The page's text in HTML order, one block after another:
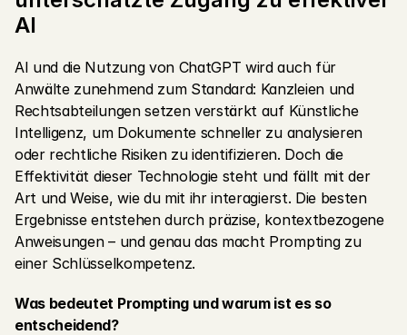
AI
AI und die Nutzung von ChatGPT wird auch für
Anwälte zunehmend zum Standard: Kanzleien und
Rechtsabteilungen setzen verstärkt auf Künstliche
Intelligenz, um Dokumente schneller zu analysieren
oder rechtliche Risiken zu identifizieren. Doch die
Effektivität dieser Technologie steht und fällt mit der
Art und Weise, wie du mit ihr interagierst. Die besten
Ergebnisse entstehen durch präzise, kontextbezogene
Anweisungen – und genau das macht Prompting zu
einer Schlüsselkompetenz.
Was bedeutet Prompting und warum ist es so
entscheidend?